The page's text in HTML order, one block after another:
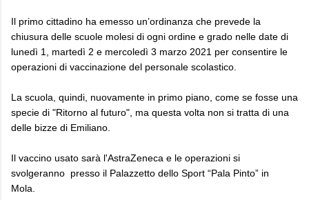
Il primo cittadino ha emesso un’ordinanza che prevede la
chiusura delle scuole molesi di ogni ordine e grado nelle date di
lunedì 1, martedì 2 e mercoledì 3 marzo 2021 per consentire le
operazioni di vaccinazione del personale scolastico.
La scuola, quindi, nuovamente in primo piano, come se fosse una
specie di "Ritorno al futuro", ma questa volta non si tratta di una
delle bizze di Emiliano.
Il vaccino usato sarà l'AstraZeneca e le operazioni si
svolgeranno presso il Palazzetto dello Sport “Pala Pinto” in
Mola.